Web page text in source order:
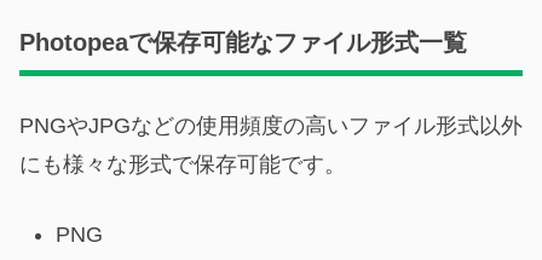
Photopeaで保存可能なファイル形式一覧
PNGやJPGなどの使用頻度の高いファイル形式以外
にも様々な形式で保存可能です。
PNG